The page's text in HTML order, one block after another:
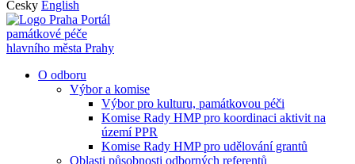
Česky English
Portál
památkové péče
hlavního města Prahy
O odboru
Výbor a komise
Výbor pro kulturu, památkovou péči
Komise Rady HMP pro koordinaci aktivit na
území PPR
Komise Rady HMP pro udělování grantů
Oblasti působnosti odborných referentů